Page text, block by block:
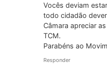
Vocês deviam
todo cidadão
Câmara apreciar
TCM.
Parabéns ao
Responder